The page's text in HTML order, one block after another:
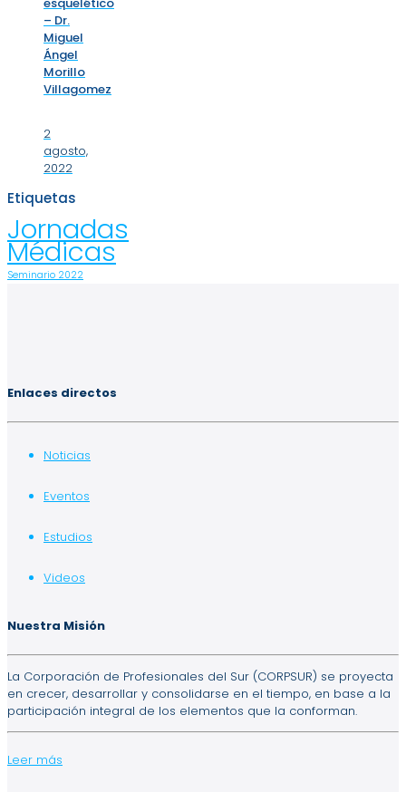
– Dr.
Miguel
Ángel
Morillo
Villagomez
2
agosto,
2022
Etiquetas
Jornadas
Médicas
Seminario 2022
Enlaces directos
Noticias
Eventos
Estudios
Videos
Nuestra Misión
La Corporación de Profesionales del Sur (CORPSUR) se proyecta
en crecer, desarrollar y consolidarse en el tiempo, en base a la
participación integral de los elementos que la conforman.
Leer más